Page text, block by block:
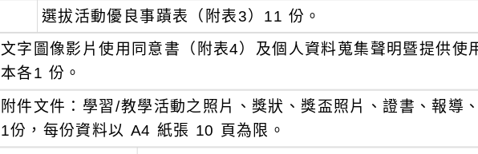
選拔活動優良事蹟表（附表3）11 份。
文字圖像影片使用同意書（附表4）及個人資料蒐集聲明暨提供使
本各1 份。
附件文件：學習/教學活動之照片、獎狀、獎盃照片、證書、報導
1份，每份資料以 A4 紙張 10 頁為限。